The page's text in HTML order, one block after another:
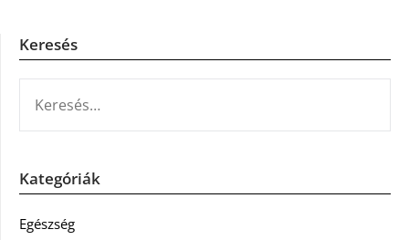
Keresés
Kategóriák
Egészség